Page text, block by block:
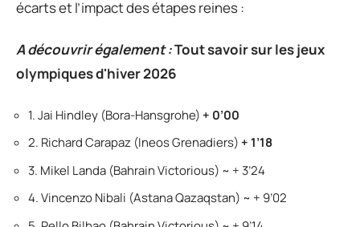
écarts et l’impact des étapes reines :
A découvrir également :Tout savoir sur les jeux
olympiques d'hiver 2026
1. Jai Hindley (Bora-Hansgrohe) + 0’00
2. Richard Carapaz (Ineos Grenadiers) + 1’18
3. Mikel Landa (Bahrain Victorious) ~ + 3’24
4. Vincenzo Nibali (Astana Qazaqstan) ~ + 9’02